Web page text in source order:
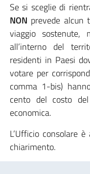
Se si sceglie di
NON prevede alcun
viaggio sostenute,
all’interno del
residenti in Paesi
votare per
comma 1-bis)
cento del costo
economica.
L’Ufficio consolare
chiarimento.